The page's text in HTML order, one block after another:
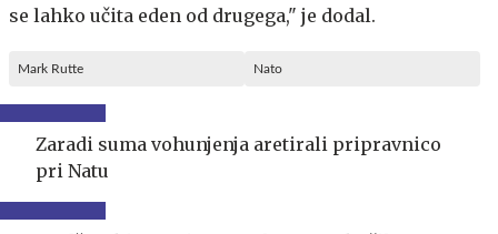
se lahko učita eden od drugega," je dodal.
Mark Rutte Nato
Zaradi suma vohunjenja aretirali pripravnico
pri Natu